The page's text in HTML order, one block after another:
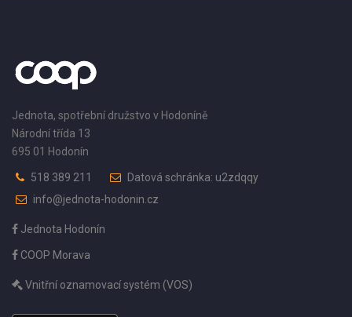
Jednota, spotřební družstvo v Hodoníně
Národní třída 13
695 01 Hodonín
518 389 211
Datová schránka: u2zdqqy
info@jednota-hodonin.cz
Jednota Hodonín
COOP Morava
Vnitřní oznamovací systém (VOS)